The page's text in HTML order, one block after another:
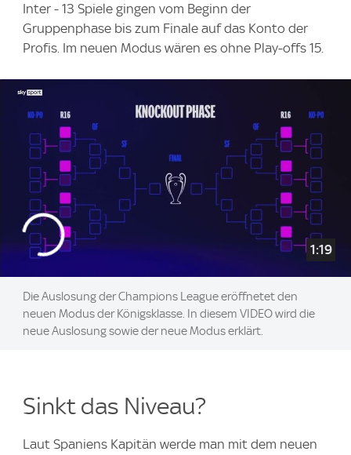
Inter - 13 Spiele gingen vom Beginn der
Gruppenphase bis zum Finale auf das Konto der
Profis. Im neuen Modus wären es ohne Play-offs 15.
1:19
Die Auslosung der Champions League eröffnetet den
neuen Modus der Königsklasse. In diesem VIDEO wird die
neue Auslosung sowie der neue Modus erklärt.
Sinkt das Niveau?
Laut Spaniens Kapitän werde man mit dem neuen